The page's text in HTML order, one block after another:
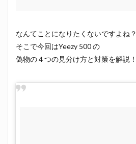
なんてことになりたくないですよね？
そこで今回はYeezy 500 の
偽物の４つの見分け方と対策を解説！